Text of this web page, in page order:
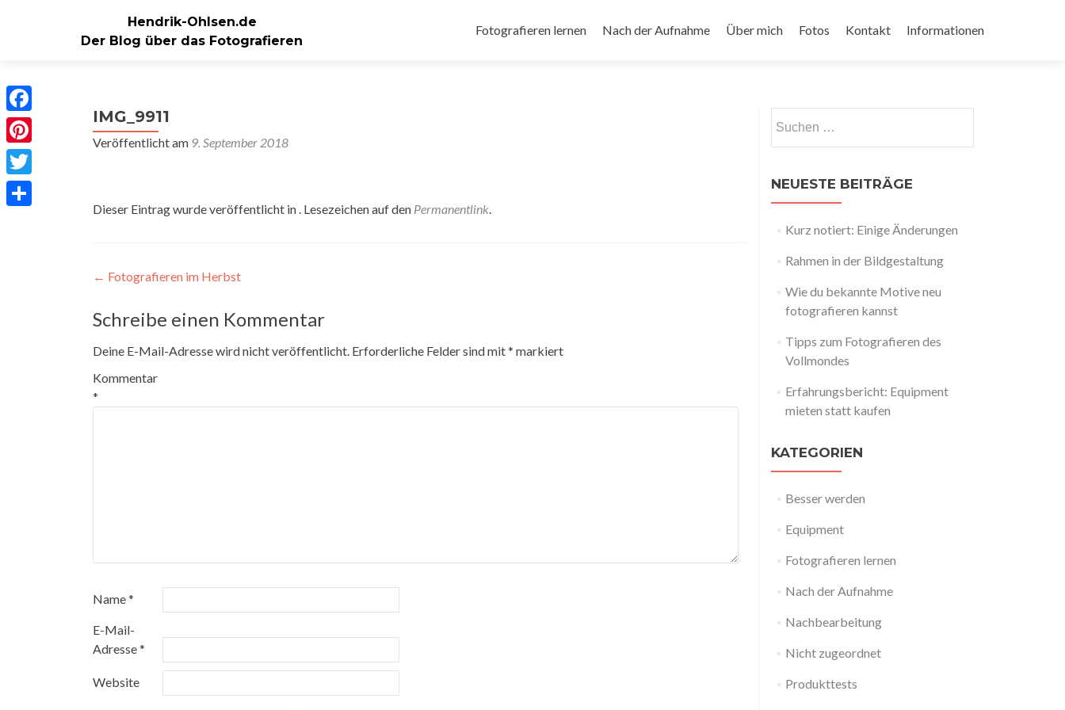
Hendrik-Ohlsen.de
Der Blog über das Fotografieren
Inhalt
Fotografieren lernen Nach der Aufnahme Über mich Fotos Kontakt Informationen
IMG_9911
Veröffentlicht am 9. September 2018
Dieser Eintrag wurde veröffentlicht in . Lesezeichen auf den Permanentlink.
Beitragsnavigation
← Fotografieren im Herbst
Schreibe einen Kommentar
Deine E-Mail-Adresse wird nicht veröffentlicht. Erforderliche Felder sind mit* markiert
Kommentar
*
Name*
E-Mail-
Adresse*
Website
nach:
NEUESTE BEITRÄGE
Kurz notiert: Einige Änderungen
Rahmen in der Bildgestaltung
Wie du bekannte Motive neu
fotografieren kannst
Tipps zum Fotografieren des
Vollmondes
Erfahrungsbericht: Equipment
mieten statt kaufen
KATEGORIEN
Besser werden
Equipment
Fotografieren lernen
Nach der Aufnahme
Nachbearbeitung
Nicht zugeordnet
Produkttests
Facebook
Pinterest
Twitter